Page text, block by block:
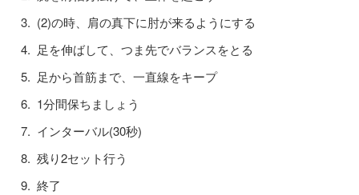
(2)の時、肩の真下に肘が来るようにする
足を伸ばして、つま先でバランスをとる
足から首筋まで、一直線をキープ
1分間保ちましょう
インターバル(30秒)
残り2セット行う
終了